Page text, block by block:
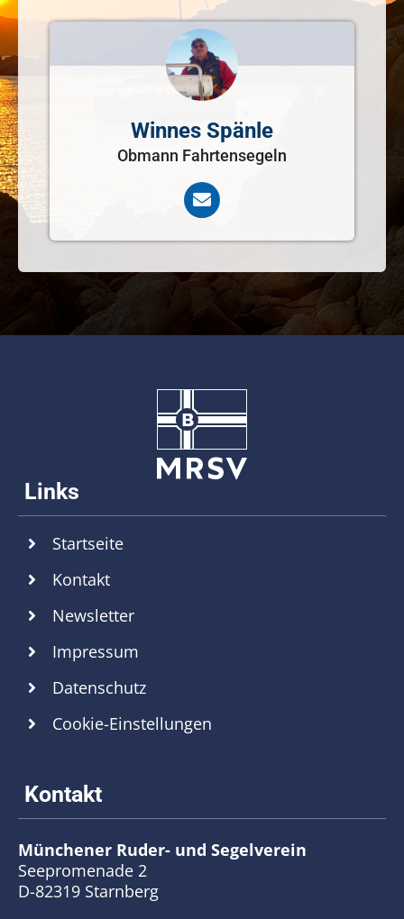
Winnes Spänle
Obmann Fahrtensegeln
Münchener Ruder- und Segelverein
Seepromenade 2
D-82319 Starnberg
Startseite
Kontakt
Newsletter
Impressum
Datenschutz
Cookie-Einstellungen